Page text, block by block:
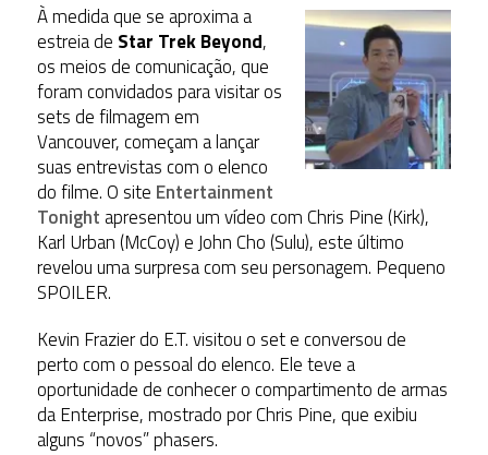
À medida que se aproxima a
estreia de Star Trek Beyond,
os meios de comunicação, que
foram convidados para visitar os
sets de filmagem em
Vancouver, começam a lançar
suas entrevistas com o elenco
do filme. O site Entertainment
Tonight apresentou um vídeo com Chris Pine (Kirk),
Karl Urban (McCoy) e John Cho (Sulu), este último
revelou uma surpresa com seu personagem. Pequeno
SPOILER.
Kevin Frazier do E.T. visitou o set e conversou de
perto com o pessoal do elenco. Ele teve a
oportunidade de conhecer o compartimento de armas
da Enterprise, mostrado por Chris Pine, que exibiu
alguns “novos” phasers.